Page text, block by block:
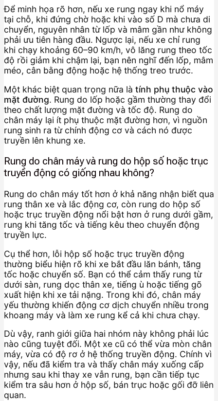
Để minh họa rõ hơn, nếu xe rung ngay khi nổ máy
tại chỗ, khi đứng chờ hoặc khi vào số D mà chưa di
chuyển, nguyên nhân từ lốp và mâm gần như không
phải ưu tiên hàng đầu. Ngược lại, nếu xe chỉ rung
khi chạy khoảng 60–90 km/h, vô lăng rung theo tốc
độ rồi giảm khi chậm lại, bạn nên nghĩ đến lốp, mâm
méo, cân bằng động hoặc hệ thống treo trước.
Một khác biệt quan trọng nữa là tính phụ thuộc vào
mặt đường. Rung do lốp hoặc gầm thường thay đổi
theo chất lượng mặt đường và tốc độ. Rung do
chân máy lại ít phụ thuộc mặt đường hơn, vì nguồn
rung sinh ra từ chính động cơ và cách nó được
truyền lên khung xe.
Rung do chân máy và rung do hộp số hoặc trục
truyền động có giống nhau không?
Rung do chân máy tốt hơn ở khả năng nhận biết qua
rung thân xe và lắc động cơ, còn rung do hộp số
hoặc trục truyền động nổi bật hơn ở rung dưới gầm,
rung khi tăng tốc và tiếng kêu theo chuyển động
truyền lực.
Cụ thể hơn, lỗi hộp số hoặc trục truyền động
thường biểu hiện rõ khi xe bắt đầu lăn bánh, tăng
tốc hoặc chuyển số. Bạn có thể cảm thấy rung từ
dưới sàn, rung dọc thân xe, tiếng ù hoặc tiếng gõ
xuất hiện khi xe tải nặng. Trong khi đó, chân máy
yếu thường khiến động cơ dịch chuyển nhiều trong
khoang máy và làm xe rung kể cả khi chưa chạy.
Dù vậy, ranh giới giữa hai nhóm này không phải lúc
nào cũng tuyệt đối. Một xe cũ có thể vừa mòn chân
máy, vừa có độ rơ ở hệ thống truyền động. Chính vì
vậy, nếu đã kiểm tra và thấy chân máy xuống cấp
nhưng sau khi thay xe vẫn rung, bạn cần tiếp tục
kiểm tra sâu hơn ở hộp số, bán trục hoặc gối đỡ liên
quan.